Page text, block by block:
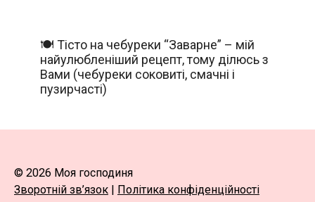
🍽️ Тісто на чебуреки “Заварне” – мій
найулюбленіший рецепт, тому ділюсь з
Вами (чебуреки соковиті, смачні і
пузирчасті)
© 2026 Моя господиня
Зворотній зв’язок | Політика конфіденційності